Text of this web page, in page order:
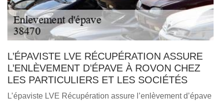
L’ÉPAVISTE LVE RÉCUPÉRATION ASSURE
L’ENLÈVEMENT D’ÉPAVE À ROVON CHEZ
LES PARTICULIERS ET LES SOCIÉTÉS
L’épaviste LVE Récupération assure l’enlèvement d’épave